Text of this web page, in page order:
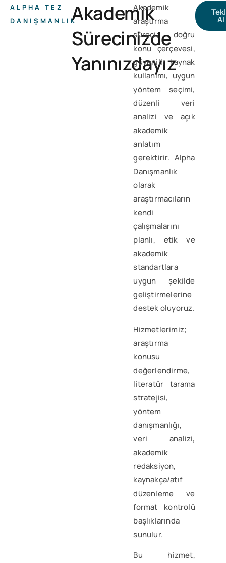
ALPHA TEZ
DANIŞMANLIKAkademik
Sürecinizde
Yanınızdayız
Akademik
araştırma
süreci; doğru
konu çerçevesi,
güvenilir kaynak
kullanımı, uygun
yöntem seçimi,
düzenli veri
analizi ve açık
akademik
anlatım
gerektirir. Alpha
Danışmanlık
olarak
araştırmacıların
kendi
çalışmalarını
planlı, etik ve
akademik
standartlara
uygun şekilde
geliştirmelerine
destek oluyoruz.
Hizmetlerimiz;
araştırma
konusu
değerlendirme,
literatür tarama
stratejisi,
yöntem
danışmanlığı,
veri analizi,
akademik
redaksiyon,
kaynakça/atıf
düzenleme ve
format kontrolü
başlıklarında
sunulur.
Bu hizmet,
Al